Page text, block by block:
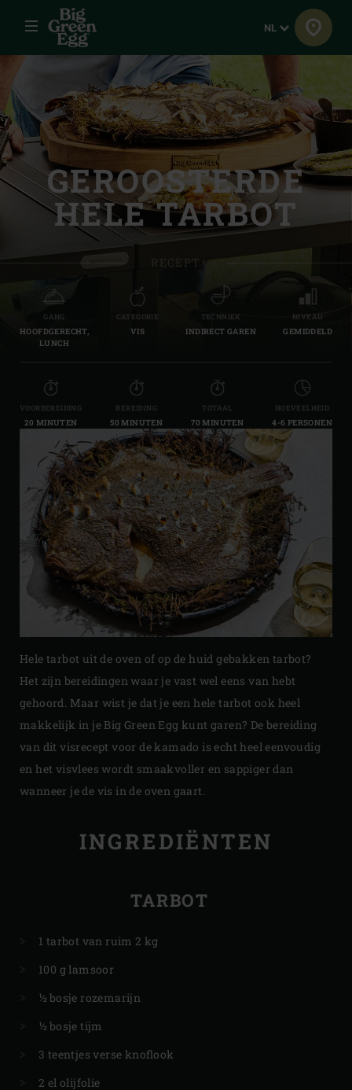
Menu Taal
NL
GEROOSTERDE
HELE TARBOT
RECEPT
GANG
HOOFDGERECHT,
LUNCH
CATEGORIE
VIS
TECHNIEK
INDIRECT GAREN
NIVEAU
GEMIDDELD
VOORBEREIDING
20 MINUTEN
BEREIDING
50 MINUTEN
TOTAAL
70 MINUTEN
HOEVEELHEID
4-6 PERSONEN
Hele tarbot uit de oven of op de huid gebakken tarbot?
Het zijn bereidingen waar je vast wel eens van hebt
gehoord. Maar wist je dat je een hele tarbot ook heel
makkelijk in je Big Green Egg kunt garen? De bereiding
van dit visrecept voor de kamado is echt heel eenvoudig
en het visvlees wordt smaakvoller en sappiger dan
wanneer je de vis in de oven gaart.
INGREDIËNTEN
TARBOT
1 tarbot van ruim 2 kg
100 g lamsoor
½ bosje rozemarijn
½ bosje tijm
3 teentjes verse knoflook
2 el olijfolie